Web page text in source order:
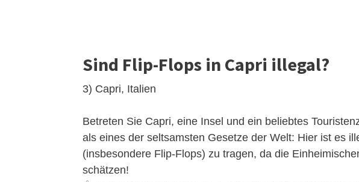
Sind Flip-Flops in Capri illegal?
3) Capri, Italien
Betreten Sie Capri, eine Insel und ein beliebtes
als eines der seltsamsten Gesetze der Welt: Hier ist es
(insbesondere Flip-Flops) zu tragen, da die
schätzen!